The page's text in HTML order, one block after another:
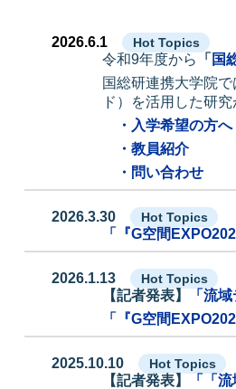
2026.6.1 Hot Topics
令和9年度から
「 国
国総研連携大学院
ド）を活用した研
・入学希望の方へ
・教員紹介
・問い合わせ
2026.3.30 Hot Topics
「『G空間
2026.1.13 Hot Topics
【記者発表】
「流
「『G空間
2025.10.10 Hot Topics
【記者発表】 「「